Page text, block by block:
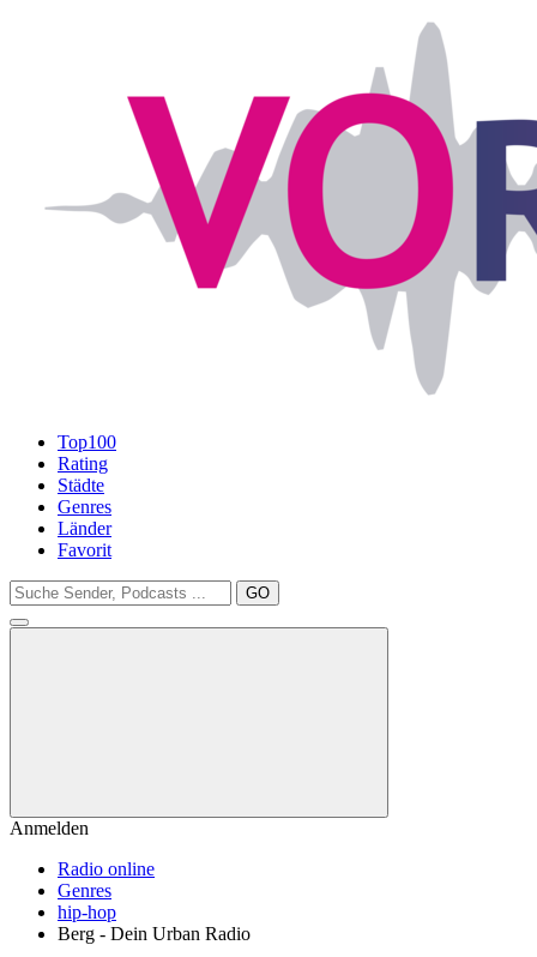
Top100
Rating
Städte
Genres
Länder
Favorit
GO
Anmelden
Radio online
Genres
hip-hop
Berg - Dein Urban Radio